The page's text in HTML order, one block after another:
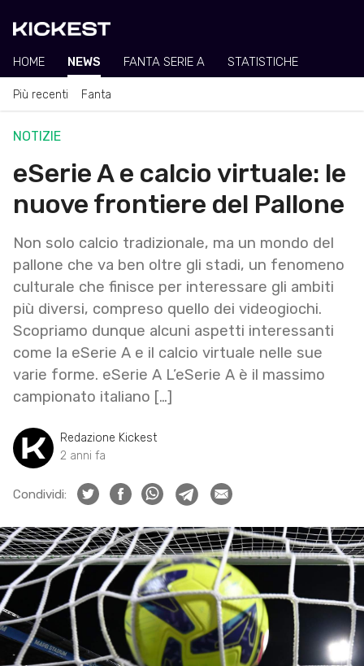
HOME NEWS FANTA SERIE A STATISTICHE
Più recenti Fanta
NOTIZIE
eSerie A e calcio virtuale: le
nuove frontiere del Pallone
Non solo calcio tradizionale, ma un mondo del
pallone che va ben oltre gli stadi, un fenomeno
culturale che finisce per interessare gli ambiti
più diversi, compreso quello dei videogiochi.
Scopriamo dunque alcuni aspetti interessanti
come la eSerie A e il calcio virtuale nelle sue
varie forme. eSerie A L’eSerie A è il massimo
campionato italiano […]
Redazione Kickest
2 anni fa
Condividi: